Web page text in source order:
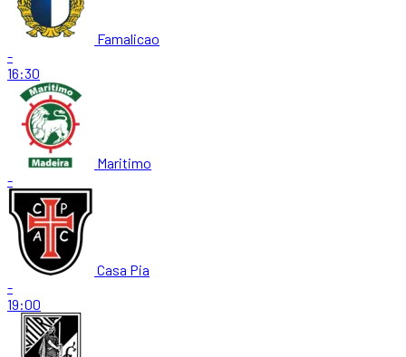
Famalicao
-
16:30
Maritimo
-
Casa Pia
-
19:00